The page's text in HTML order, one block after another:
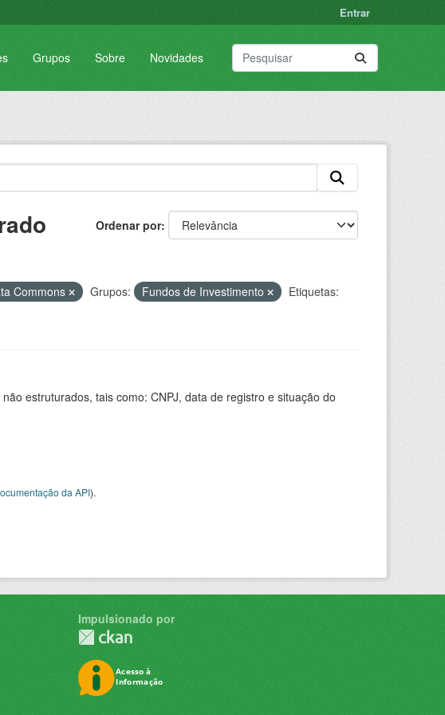
Entrar
Grupos Sobre Novidades
Ordenar por
Commons
Grupos: Fundos de Investimento
Etiquetas:
estruturados, tais como: CNPJ, data de registro e situação do
da API).
Impulsionado por